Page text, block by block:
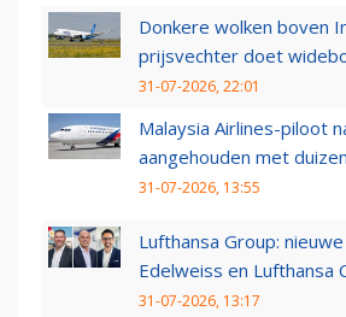
Donkere wolken boven
prijsvechter doet
31-07-2026, 22:01
Malaysia Airlines-piloot
aangehouden met
31-07-2026, 13:55
Lufthansa Group: nieuwe
Edelweiss en Lufthansa
31-07-2026, 13:17